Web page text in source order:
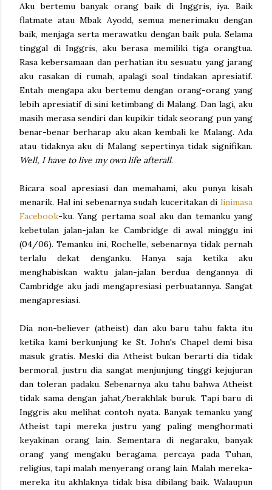
Aku bertemu banyak orang baik di Inggris, iya. Baik
flatmate atau Mbak Ayodd, semua menerimaku dengan
baik, menjaga serta merawatku dengan baik pula. Selama
tinggal di Inggris, aku berasa memiliki tiga orangtua.
Rasa kebersamaan dan perhatian itu sesuatu yang jarang
aku rasakan di rumah, apalagi soal tindakan apresiatif.
Entah mengapa aku bertemu dengan orang-orang yang
lebih apresiatif di sini ketimbang di Malang. Dan lagi, aku
masih merasa sendiri dan kupikir tidak seorang pun yang
benar-benar berharap aku akan kembali ke Malang. Ada
atau tidaknya aku di Malang sepertinya tidak signifikan.
Well, I have to live my own life afterall.
Bicara soal apresiasi dan memahami, aku punya kisah
menarik. Hal ini sebenarnya sudah kuceritakan di linimasa
Facebook-ku. Yang pertama soal aku dan temanku yang
kebetulan jalan-jalan ke Cambridge di awal minggu ini
(04/06). Temanku ini, Rochelle, sebenarnya tidak pernah
terlalu dekat denganku. Hanya saja ketika aku
menghabiskan waktu jalan-jalan berdua dengannya di
Cambridge aku jadi mengapresiasi perbuatannya. Sangat
mengapresiasi.
Dia non-believer (atheist) dan aku baru tahu fakta itu
ketika kami berkunjung ke St. John's Chapel demi bisa
masuk gratis. Meski dia Atheist bukan berarti dia tidak
bermoral, justru dia sangat menjunjung tinggi kejujuran
dan toleran padaku. Sebenarnya aku tahu bahwa Atheist
tidak sama dengan jahat/berakhlak buruk. Tapi baru di
Inggris aku melihat contoh nyata. Banyak temanku yang
Atheist tapi mereka justru yang paling menghormati
keyakinan orang lain. Sementara di negaraku, banyak
orang yang mengaku beragama, percaya pada Tuhan,
religius, tapi malah menyerang orang lain. Malah mereka-
mereka itu akhlaknya tidak bisa dibilang baik. Walaupun